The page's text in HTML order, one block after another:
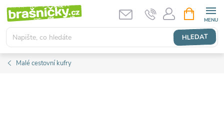
Přejít
obsah
HLEDAT
NÁKUPNÍ
KOŠÍK
Malé cestovní kufry